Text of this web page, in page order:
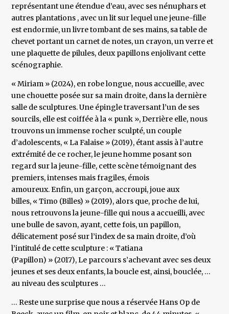
représentant une étendue d’eau, avec ses nénuphars et
autres plantations , avec un lit sur lequel une jeune-fille
est endormie, un livre tombant de ses mains, sa table de
chevet portant un carnet de notes, un crayon, un verre et
une plaquette de pilules, deux papillons enjolivant cette
scénographie.
« Miriam » (2024), en robe longue, nous accueille, avec
une chouette posée sur sa main droite, dans la dernière
salle de sculptures. Une épingle traversant l’un de ses
sourcils, elle est coiffée à la « punk », Derrière elle, nous
trouvons un immense rocher sculpté, un couple
d’adolescents, « La Falaise » (2019), étant assis à l’autre
extrémité de ce rocher, le jeune homme posant son
regard sur la jeune-fille, cette scène témoignant des
premiers, intenses mais fragiles, émois
amoureux. Enfin, un garçon, accroupi, joue aux
billes, « Timo (Billes) » (2019), alors que, proche de lui,
nous retrouvons la jeune-fille qui nous a accueilli, avec
une bulle de savon, ayant, cette fois, un papillon,
délicatement posé sur l’index de sa main droite, d’où
l’intitulé de cette sculpture : « Tatiana
(Papillon) » (2017), Le parcours s’achevant avec ses deux
jeunes et ses deux enfants, la boucle est, ainsi, bouclée, …
au niveau des sculptures …
… Reste une surprise que nous a réservée Hans Op de